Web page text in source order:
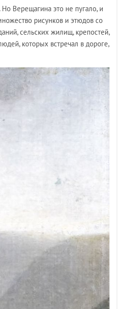
Верещагина это не пугало, и
рисунков и этюдов со
сельских жилищ, крепостей,
которых встречал в дороге,